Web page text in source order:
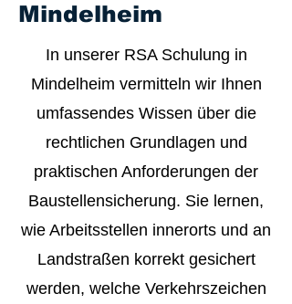
Mindelheim
In unserer RSA Schulung in
Mindelheim vermitteln wir Ihnen
umfassendes Wissen über die
rechtlichen Grundlagen und
praktischen Anforderungen der
Baustellensicherung. Sie lernen,
wie Arbeitsstellen innerorts und an
Landstraßen korrekt gesichert
werden, welche Verkehrszeichen